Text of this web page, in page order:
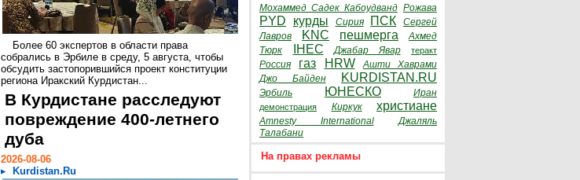
Более 60 экспертов в области права
собрались в Эрбиле в среду, 5 августа, чтобы
обсудить застопорившийся проект конституции
региона Иракский Курдистан...
В Курдистане расследуют
повреждение 400-летнего
дуба
2026-08-06
Kurdistan.Ru
Мохаммед Садек Кабоудванд Рожава
PYD курды Сирия ПСК
Сергей
Лавров
KNC пешмерга
Ахмед
Тюрк
IHEC Джабар Явар теракт
Россия газ HRW
Ашти Хаврами
Джо Байден
KURDISTAN.RU
Эрбиль ЮНЕСКО Иран
демонстрация Киркук христиане
Amnesty International
Джаляль
Талабани
На правах рекламы